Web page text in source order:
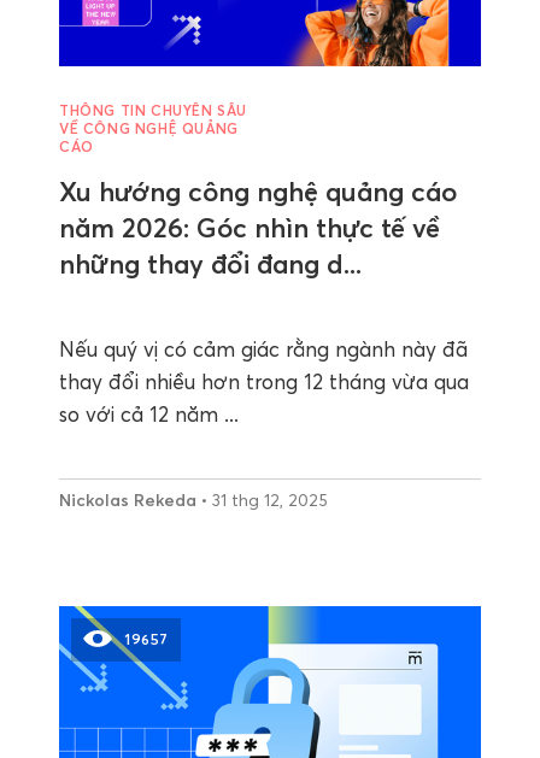
THÔNG TIN CHUYÊN SÂU
VỀ CÔNG NGHỆ QUẢNG
CÁO
Xu hướng công nghệ quảng cáo
năm 2026: Góc nhìn thực tế về
những thay đổi đang d...
Nếu quý vị có cảm giác rằng ngành này đã
thay đổi nhiều hơn trong 12 tháng vừa qua
so với cả 12 năm ...
Nickolas Rekeda • 31 thg 12, 2025
19657